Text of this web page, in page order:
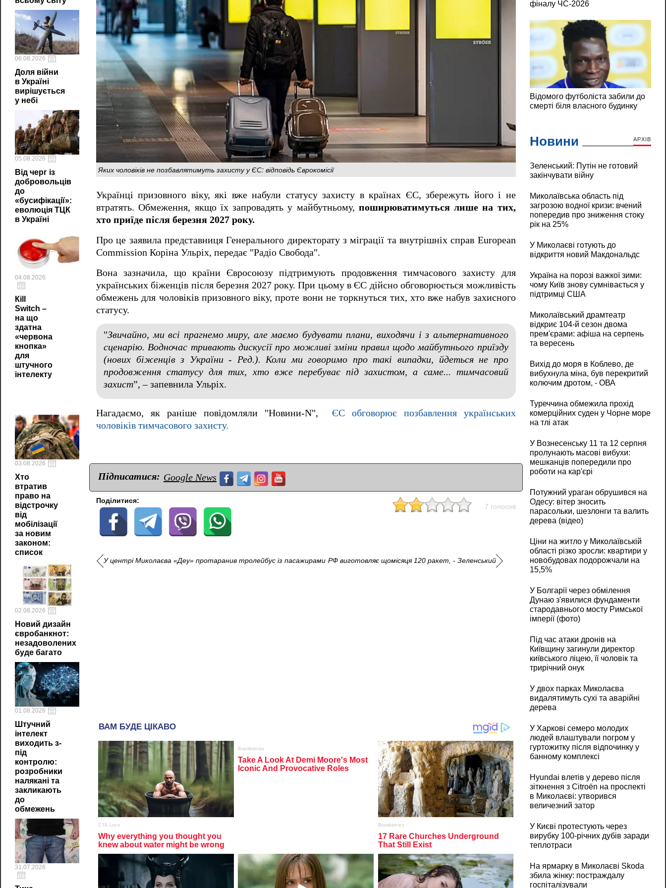
06.08.2026
Доля війни
в Україні
вирішується
у небі
05.08.2026
Від черг із
добровольців
до
«бусифікації»:
еволюція ТЦК
в Україні
04.08.2026
Кill
Switch –
на що
здатна
«червона
кнопка»
для
штучного
інтелекту
03.08.2026
Хто
втратив
право на
відстрочку
від
мобілізації
за новим
законом:
список
02.08.2026
Новий дизайн
євробанкнот:
незадоволених
буде багато
01.08.2026
Штучний
інтелект
виходить з-
під
контролю:
розробники
налякані та
закликають
до
обмежень
31.07.2026
Яких чоловіків не позбавлятимуть захисту у ЄС: відповідь Єврокомісії
Українці призовного віку, які вже набули статусу захисту в країнах ЄС, збережуть його і не
втратять. Обмеження, якщо їх запровадять у майбутньому, поширюватимуться лише на тих,
хто приїде після березня 2027 року.
Про це заявила представниця Генерального директорату з міграції та внутрішніх справ European
Commission Коріна Ульріх, передає "Радіо Свобода".
Вона зазначила, що країни Євросоюзу підтримують продовження тимчасового захисту для
українських біженців після березня 2027 року. При цьому в ЄС дійсно обговорюється можливість
обмежень для чоловіків призовного віку, проте вони не торкнуться тих, хто вже набув захисного
статусу.
"Звичайно, ми всі прагнемо миру, але маємо будувати плани, виходячи і з альтернативного
сценарію. Водночас тривають дискусії про можливі зміни правил щодо майбутнього приїзду
(нових біженців з України - Ред.). Коли ми говоримо про такі випадки, йдеться не про
продовження статусу для тих, хто вже перебуває під захистом, а саме... тимчасовий
захист”, – запевнила Ульріх.
Нагадаємо, як раніше повідомляли "Новини-N", ЄС обговорює позбавлення українських
чоловіків тимчасового захисту.
Підписатися: Google News
Поділитися:
7 голосов
У центрі Миколаєва «Деу» протаранив тролейбус із пасажирами РФ виготовляє щомісяця 120 ракет, - Зеленський
Новини АРХІВ
Зеленський: Путін не готовий
закінчувати війну
Миколаївська область під
загрозою водної кризи: вчений
попередив про зниження стоку
рік на 25%
У Миколаєві готують до
відкриття новий Макдональдс
Україна на порозі важкої зими:
чому Київ знову сумнівається у
підтримці США
Миколаївський драмтеатр
відкриє 104-й сезон двома
прем'єрами: афіша на серпень
та вересень
Вихід до моря в Коблево, де
вибухнула міна, був перекритий
колючим дротом, - ОВА
Туреччина обмежила прохід
комерційних суден у Чорне море
на тлі атак
У Вознесенську 11 та 12 серпня
пролунають масові вибухи:
мешканців попередили про
роботи на кар'єрі
Потужний ураган обрушився на
Одесу: вітер зносить
парасольки, шезлонги та валить
дерева (відео)
Ціни на житло у Миколаївській
області різко зросли: квартири у
новобудовах подорожчали на
15,5%
У Болгарії через обмілення
Дунаю з'явилися фундаменти
стародавнього мосту Римської
імперії (фото)
Під час атаки дронів на
Київщину загинули директор
київського ліцею, її чоловік та
трирічний онук
У двох парках Миколаєва
видалятимуть сухі та аварійні
дерева
У Харкові семеро молодих
людей влаштували погром у
гуртожитку після відпочинку у
банному комплексі
Hyundai влетів у дерево після
зіткнення з Citroën на проспекті
в Миколаєві: утворився
величезний затор
У Києві протестують через
вирубку 100-річних дубів заради
теплотраси
На ярмарку в Миколаєві Skoda
збила жінку: постраждалу
госпіталізували